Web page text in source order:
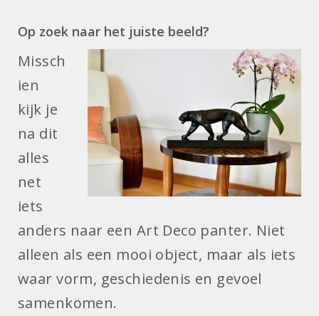
Op zoek naar het juiste beeld?
Missch
ien
kijk je
na dit
alles
net
iets
anders naar een Art Deco panter. Niet
alleen als een mooi object, maar als iets
waar vorm, geschiedenis en gevoel
samenkomen.